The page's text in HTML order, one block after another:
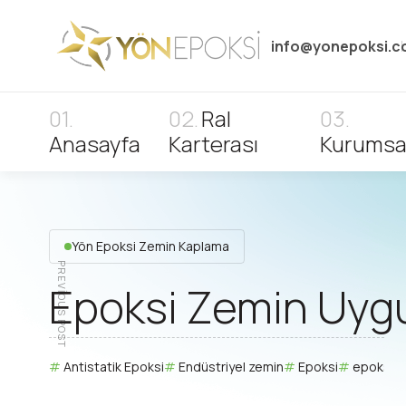
Anasayfa
Ral
Karterası
Yön Epoksi Zemin Kaplama
Epoksi Zemin
Antistatik Epoksi Endüstriyel zemin Epoksi epoksi
PREVIOUS POST